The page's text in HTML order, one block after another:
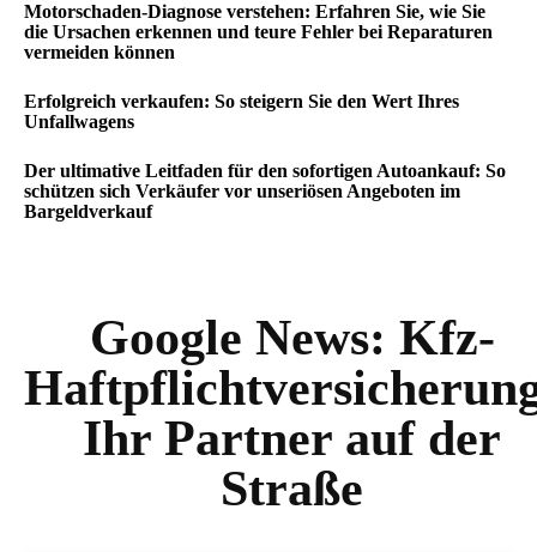
Motorschaden-Diagnose verstehen: Erfahren Sie, wie Sie
die Ursachen erkennen und teure Fehler bei Reparaturen
vermeiden können
Erfolgreich verkaufen: So steigern Sie den Wert Ihres
Unfallwagens
Der ultimative Leitfaden für den sofortigen Autoankauf: So
schützen sich Verkäufer vor unseriösen Angeboten im
Bargeldverkauf
Google News: Kfz-
Ihr Partner auf der
Straße